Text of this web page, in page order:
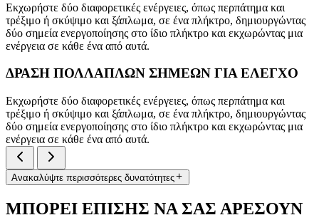
Εκχωρήστε δύο διαφορετικές ενέργειες, όπως περπάτημα και
τρέξιμο ή σκύψιμο και ξάπλωμα, σε ένα πλήκτρο, δημιουργώντας
δύο σημεία ενεργοποίησης στο ίδιο πλήκτρο και εκχωρώντας μια
ενέργεια σε κάθε ένα από αυτά.
ΔΡΑΣΗ ΠΟΛΛΑΠΛΩΝ ΣΗΜΕΩΝ ΓΙΑ ΕΛΕΓΧΟ
Εκχωρήστε δύο διαφορετικές ενέργειες, όπως περπάτημα και
τρέξιμο ή σκύψιμο και ξάπλωμα, σε ένα πλήκτρο, δημιουργώντας
δύο σημεία ενεργοποίησης στο ίδιο πλήκτρο και εκχωρώντας μια
ενέργεια σε κάθε ένα από αυτά.
Ανακαλύψτε περισσότερες δυνατότητες
ΜΠΟΡΕΙ ΕΠΙΣΗΣ ΝΑ ΣΑΣ ΑΡΕΣΟΥΝ